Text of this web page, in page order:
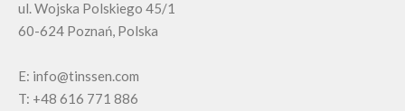
ul. Wojska Polskiego 45/1
60-624 Poznań, Polska
E: info@tinssen.com
T: +48 616 771 886